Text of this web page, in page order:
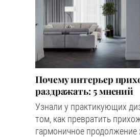
Почему интерьер
раздражать: 5 мнений
Узнали у практикующих
том, как превратить
гармоничное